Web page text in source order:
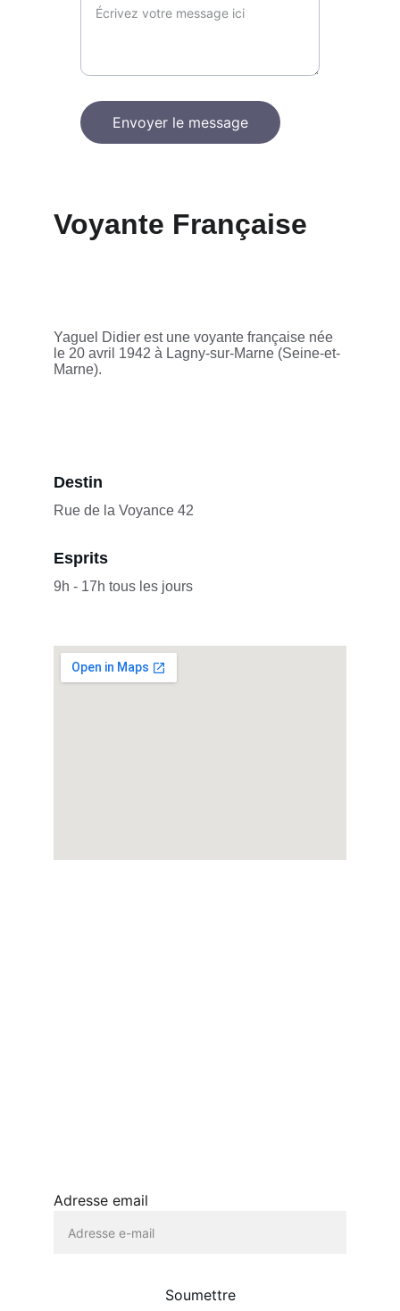
Envoyer le message
Voyante Française
Yaguel Didier est une voyante française née
le 20 avril 1942 à Lagny-sur-Marne (Seine-et-
Marne).
Destin
Rue de la Voyance 42
Esprits
9h - 17h tous les jours
Adresse email
Soumettre